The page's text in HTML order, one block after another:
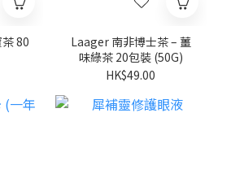
80
Laager 南非博士茶 – 薑
味綠茶 20包裝 (50G)
HK$49.00